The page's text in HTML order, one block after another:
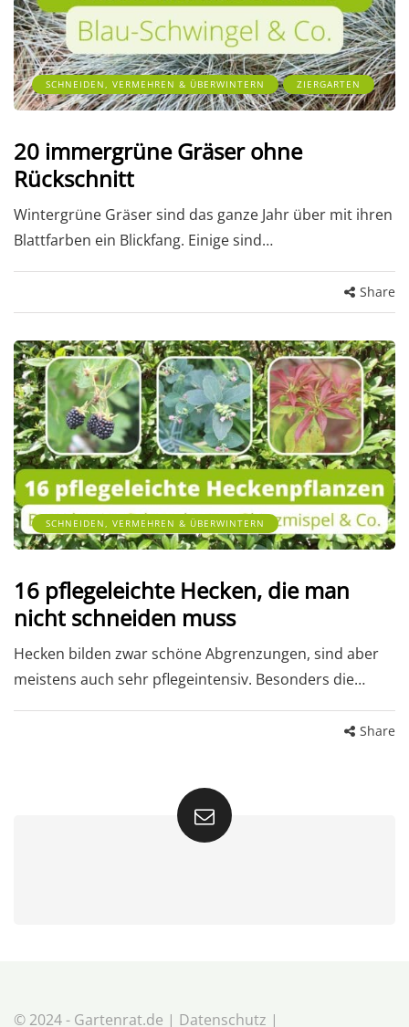
SCHNEIDEN, VERMEHREN & ÜBERWINTERN ZIERGARTEN
20 immergrüne Gräser ohne
Rückschnitt
Wintergrüne Gräser sind das ganze Jahr über mit ihren
Blattfarben ein Blickfang. Einige sind…
Share
SCHNEIDEN, VERMEHREN & ÜBERWINTERN
16 pflegeleichte Hecken, die man
nicht schneiden muss
Hecken bilden zwar schöne Abgrenzungen, sind aber
meistens auch sehr pflegeintensiv. Besonders die…
Share
© 2024 - Gartenrat.de | Datenschutz |